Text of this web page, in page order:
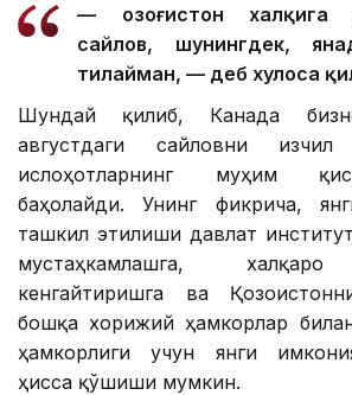
— Қозоғистон халқига
сайлов, шунингдек,
тилайман, — деб хулоса
Шундай қилиб, Канада
августдаги сайловни изчил
ислоҳотларнинг муҳим
баҳолайди. Унинг фикрича,
ташкил этилиши давлат
мустаҳкамлашга, халқаро
кенгайтиришга ва
бошқа хорижий ҳамкорлар
ҳамкорлиги учун янги
ҳисса қўшиши мумкин.